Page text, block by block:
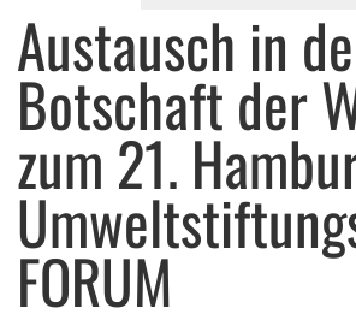
greenKIDS Neuengamme
NaturEntdecker
Recycling-Lab
Lernwerkstatt der Wildtiere
Lernort Gut Wulfsdorf
Energie- und Klimapioniere mit
Austausch in
Botschaft der
zum 21.
FORUM